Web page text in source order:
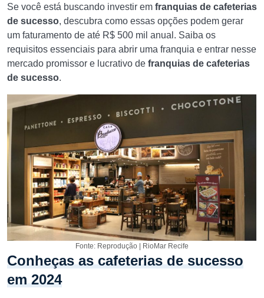
Se você está buscando investir em franquias de cafeterias
de sucesso, descubra como essas opções podem gerar
um faturamento de até R$ 500 mil anual. Saiba os
requisitos essenciais para abrir uma franquia e entrar nesse
mercado promissor e lucrativo de franquias de cafeterias
de sucesso.
Fonte: Reprodução | RioMar Recife
Conheças as cafeterias de sucesso
em 2024